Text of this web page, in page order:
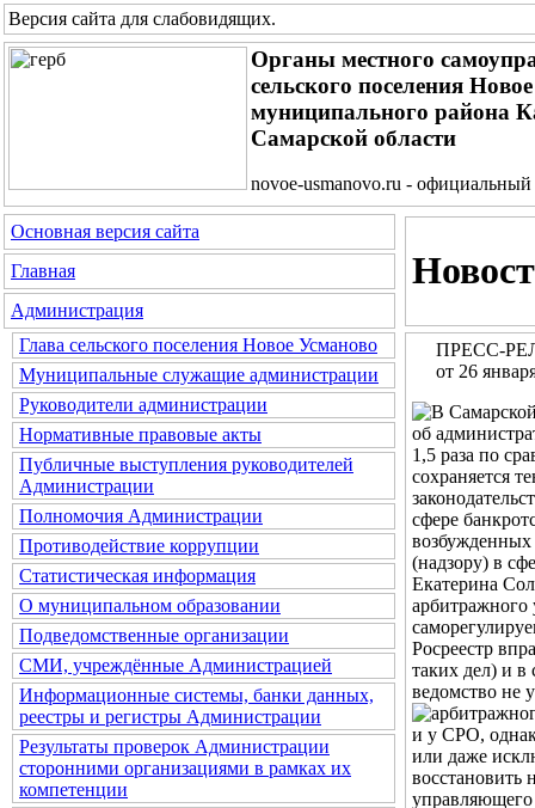
Версия сайта для слабовидящих.
Органы местного
сельского поселения
муниципального района
Самарской области
novoe-usmanovo.ru - официальный
Основная версия сайта
Главная
Администрация
Глава сельского поселения Новое Усманово
Муниципальные служащие администрации
Руководители администрации
Нормативные правовые акты
Публичные выступления руководителей
Администрации
Полномочия Администрации
Противодействие коррупции
Статистическая информация
О муниципальном образовании
Подведомственные организации
СМИ, учреждённые Администрацией
Информационные системы, банки данных,
реестры и регистры Администрации
Результаты проверок Администрации
сторонними организациями в рамках их
компетенции
ПРЕСС-
от 26